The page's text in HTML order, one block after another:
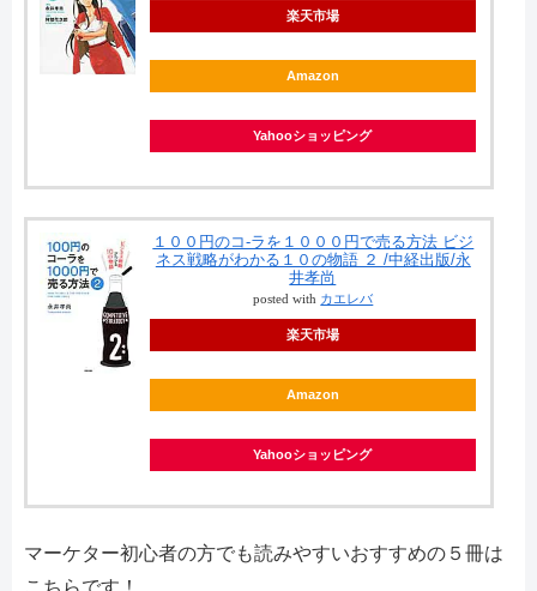
楽天市場
Amazon
Yahooショッピング
１００円のコ-ラを１０００円で売る方法 ビジ
ネス戦略がわかる１０の物語 ２ /中経出版/永
井孝尚
posted with カエレバ
楽天市場
Amazon
Yahooショッピング
マーケター初心者の方でも読みやすいおすすめの５冊は
こちらです！